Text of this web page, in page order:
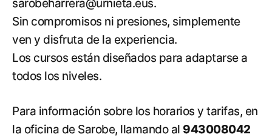
sarobeharrera@urnieta.eus.
Sin compromisos ni presiones, simplemente
ven y disfruta de la experiencia.
Los cursos están diseñados para adaptarse a
todos los niveles.
Para información sobre los horarios y tarifas, en
la oficina de Sarobe, llamando al 943008042